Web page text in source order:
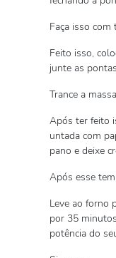
Faça isso com
Feito isso,
junte as
Trance a
Após ter feito
untada com
pano e deixe
Após esse
Leve ao forno
por 35
potência do